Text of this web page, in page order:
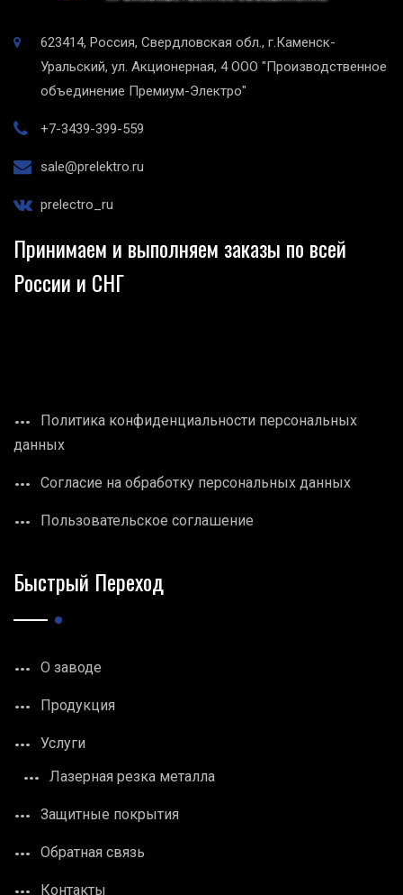
623414, Россия, Свердловская обл., г.Каменск-
Уральский, ул. Акционерная, 4 ООО "Производственное
объединение Премиум-Электро"
+7-3439-399-559
sale@prelektro.ru
prelectro_ru
Принимаем и выполняем заказы по всей
России и СНГ
Политика конфиденциальности персональных
данных
Согласие на обработку персональных данных
Пользовательское соглашение
Быстрый Переход
О заводе
Продукция
Услуги
Лазерная резка металла
Защитные покрытия
Обратная связь
Контакты